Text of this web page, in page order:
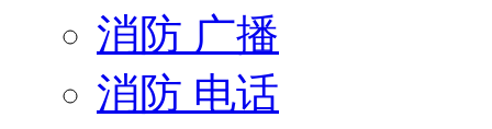
消防 广播
消防 电话